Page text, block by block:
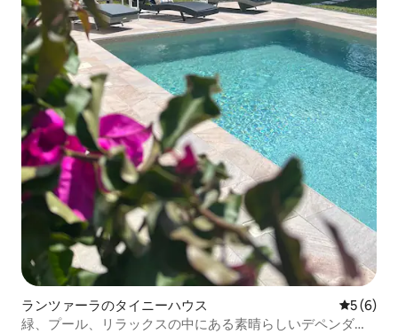
ランツァーラのタイニーハウス レビュー
5 (6)
緑、プール、リラックスの中にある素晴らしいデペンダン